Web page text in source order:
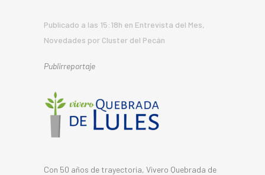
Publicado a las 15:18h en Entrevista del Mes,
Novedades por Cluster del Pecán
Publirreportaje
Con 50 años de trayectoria, Vivero Quebrada de